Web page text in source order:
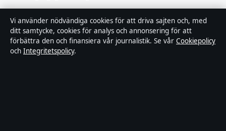
Integritetspolicy
Kändisar & integritet
Vi använder nödvändiga cookies för att driva sajten och, med
ditt samtycke, cookies för analys och annonsering för att
förbättra den och finansiera vår journalistik. Se vår Cookiepolicy
och Integritetspolicy.